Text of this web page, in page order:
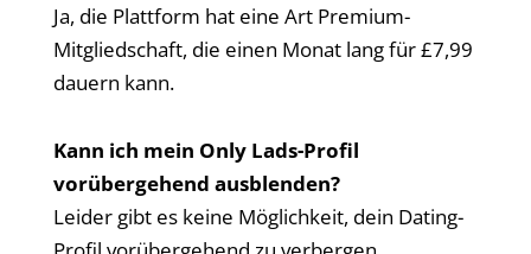
Ja, die Plattform hat eine Art Premium-
Mitgliedschaft, die einen Monat lang für £7,99
dauern kann.
Kann ich mein Only Lads-Profil
vorübergehend ausblenden?
Leider gibt es keine Möglichkeit, dein Dating-